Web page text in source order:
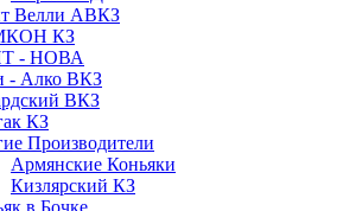
Велли АВКЗ
КЗ
- НОВА
- Алко ВКЗ
ВКЗ
КЗ
Производители
Армянские Коньяки
Кизлярский КЗ
в Бочке